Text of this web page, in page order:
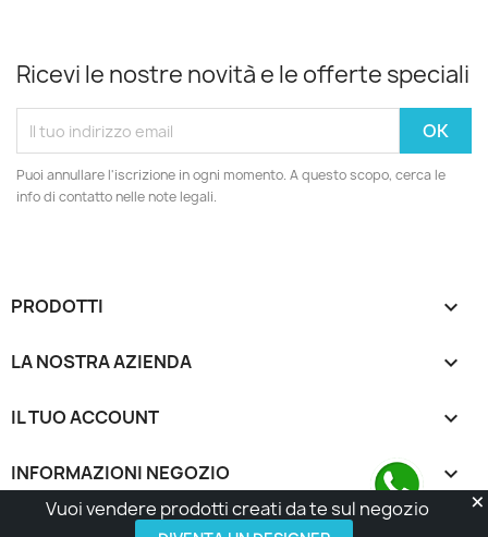
Vuoi vendere prodotti creati da te sul negozio
Ricevi le nostre novità e le offerte speciali
Puoi annullare l'iscrizione in ogni momento. A questo scopo, cerca le
info di contatto nelle note legali.
PRODOTTI 
LA NOSTRA AZIENDA 
IL TUO ACCOUNT 
INFORMAZIONI NEGOZIO keyboard_arrow_down
© 2026 - Made with Love by Tatta Media Group Task